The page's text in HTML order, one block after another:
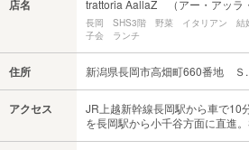
店名 trattoria AallaZ （アー・アッラ
長岡 SHS3階 野菜 イタリアン
子会 ランチ
住所 新潟県長岡市高畑町660番地 Ｓ
アクセス
JR上越新幹線長岡駅から車で10
を長岡駅から小千谷方面に直進